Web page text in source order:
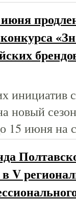
конкурса
новый
15 июня на
V